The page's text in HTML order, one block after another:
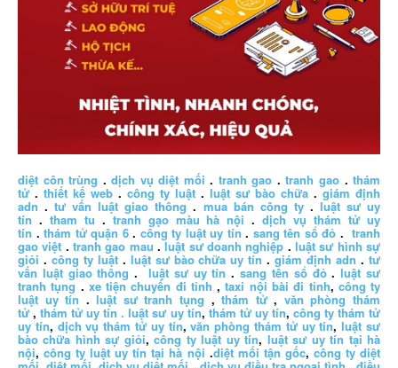
diệt côn trùng .dịch vụ diệt mối . tranh gao .tranh gao .thám
tử . thiết kế web . công ty luật . luật sư bào chữa . giám định
adn .tư vấn luật giao thông . mua bán công ty. luật sư uy
tín . tham tu . tranh gạo màu hà nội .dịch vụ thám tử uy
tín .thám tử quận 6. công ty luật uy tín . sang tên sổ đỏ .tranh
gao việt .tranh gao mau .luật sư doanh nghiệp .luật sư hình sự
giỏi . công ty luật. luật sư bào chữa uy tín .giám định adn .tư
vấn luật giao thông . luật sư uy tín .sang tên sổ đỏ.luật sư
tranh tụng . xe tiện chuyến đi tỉnh ,taxi nội bài đi tỉnh, công ty
luật uy tín .luật sư tranh tụng ,thám tử, văn phòng thám
tử ,thám tử uy tín . luật sư uy tín, thám tử uy tín, công ty thám tử
uy tín, dịch vụ thám tử uy tín,văn phòng thám tử uy tín,luật sư
bào chữa hình sự giỏi,công ty luật uy tín, luật sư uy tín tại hà
nội,công ty luật uy tín tại hà nội .diệt mối tận gốc, công ty diệt